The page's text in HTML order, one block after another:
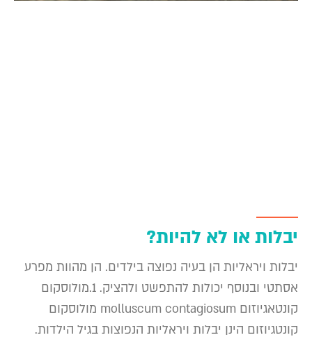
יבלות או לא להיות?
יבלות ויראליות הן בעיה נפוצה בילדים. הן מהוות מפרע
אסתטי ובנוסף יכולות להתפשט ולהציק. 1.מולוסקום
קונטאגיוזום molluscum contagiosum מולוסקום
קונטגיוזום הינן יבלות ויראליות הנפוצות בגיל הילדות.